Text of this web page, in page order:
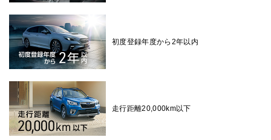
初度登録年度から2年以内
走行距離20,000km以下